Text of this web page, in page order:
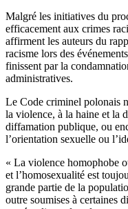
Malgré les initiatives du
efficacement aux crimes
affirment les auteurs du
racisme lors des
finissent par la
administratives.
Le Code criminel polonais
la violence, à la haine et la
diffamation publique, ou
l’orientation sexuelle ou
« La violence homophobe
et l’homosexualité est
grande partie de la
outre soumises à certaines